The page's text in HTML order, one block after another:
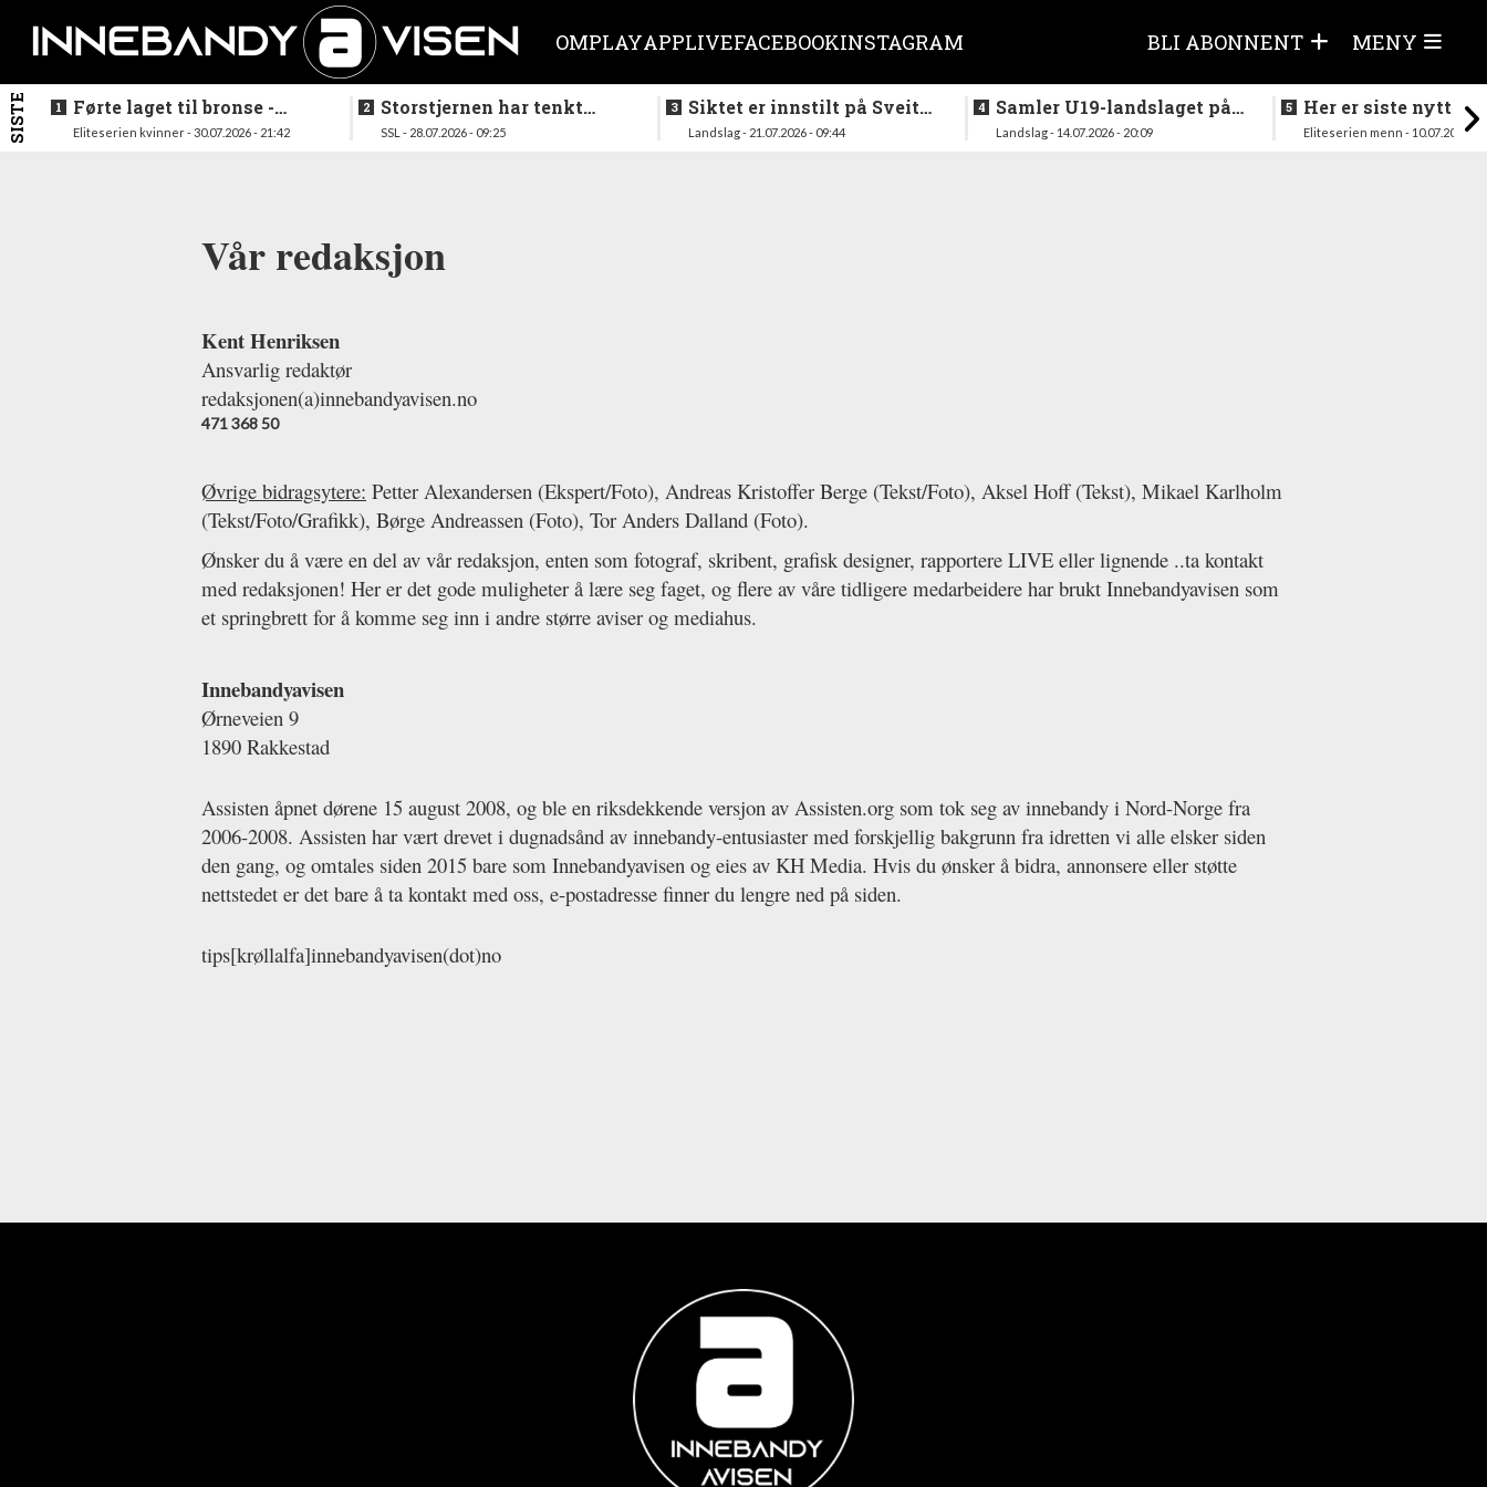
OMPLAYAPPLIVEFACEBOOKINSTAGRAM BLI ABONNENT MENY
SISTE
Førte laget til bronse -
trenerduoen ferdige i
Eliteserien kvinner - 30.07.2026 - 21:42
Storstjernen har tenkt
ferdig - legger køllen på
SSL - 28.07.2026 - 09:25
Siktet er innstilt på Sveits
i mai
Landslag - 21.07.2026 - 09:44
Samler U19-landslaget på
nytt i august
Landslag - 14.07.2026 - 20:09
Her er siste nytt
season
Eliteserien menn - 10.07.2026 -
Vår redaksjon
Kent Henriksen
Ansvarlig redaktør
redaksjonen(a)innebandyavisen.no
471 368 50
Øvrige bidragsytere: Petter Alexandersen (Ekspert/Foto), Andreas Kristoffer Berge (Tekst/Foto), Aksel Hoff (Tekst), Mikael Karlholm
(Tekst/Foto/Grafikk), Børge Andreassen (Foto), Tor Anders Dalland (Foto).
Ønsker du å være en del av vår redaksjon, enten som fotograf, skribent, grafisk designer, rapportere LIVE eller lignende ..ta kontakt
med redaksjonen! Her er det gode muligheter å lære seg faget, og flere av våre tidligere medarbeidere har brukt Innebandyavisen som
et springbrett for å komme seg inn i andre større aviser og mediahus.
Innebandyavisen
Ørneveien 9
1890 Rakkestad
Assisten åpnet dørene 15 august 2008, og ble en riksdekkende versjon av Assisten.org som tok seg av innebandy i Nord-Norge fra
2006-2008. Assisten har vært drevet i dugnadsånd av innebandy-entusiaster med forskjellig bakgrunn fra idretten vi alle elsker siden
den gang, og omtales siden 2015 bare som Innebandyavisen og eies av KH Media. Hvis du ønsker å bidra, annonsere eller støtte
nettstedet er det bare å ta kontakt med oss, e-postadresse finner du lengre ned på siden.
tips[krøllalfa]innebandyavisen(dot)no